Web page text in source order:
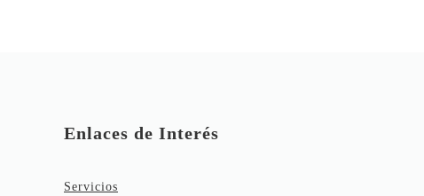
Enlaces de Interés
Servicios